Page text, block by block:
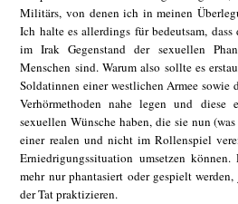
Militärs, von denen ich in meinen
Ich halte es allerdings für bedeutsam,
im Irak Gegenstand der sexuellen
Menschen sind. Warum also sollte es
Soldatinnen einer westlichen Armee sowie
Verhörmethoden nahe legen und diese
sexuellen Wünsche haben, die sie nun
einer realen und nicht im Rollenspiel
Erniedrigungssituation umsetzen
mehr nur phantasiert oder gespielt
der Tat praktizieren.